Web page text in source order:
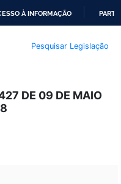
À INFORMAÇÃO
Pesquisar Legislação
DE 09 DE MAIO